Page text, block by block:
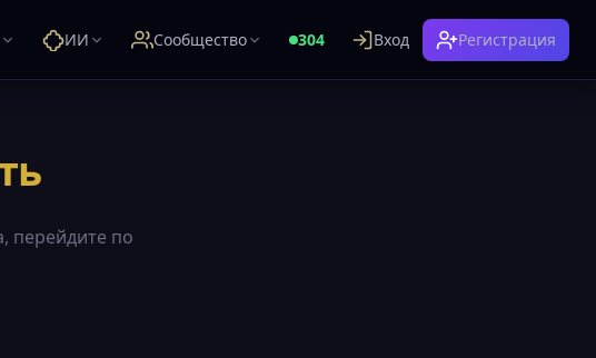
ИИ Сообщество 304 Вход Регистрация
перейдите по